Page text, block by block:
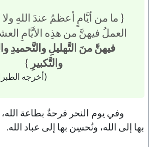
{ ما من أيَّامٍ أعظمُ عندَ اللهِ
العملُ فيهنَّ من هذِه الأيَّامِ
فيهنَّ منَ التَّهليلِ والتَّحميدِ
والتَّكبيرِ }
(أخرجه
وفي يوم النحر فرحةٌ بطاعة
بها إلى الله، ونُحسِن بها إلى عباد الله.